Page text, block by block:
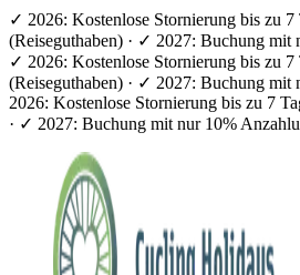
✓ 2026: Kostenlose Stornierung bis zu 7
(Reiseguthaben) · ✓ 2027: Buchung mit
✓ 2026: Kostenlose Stornierung bis zu 7
(Reiseguthaben) · ✓ 2027: Buchung mit
2026: Kostenlose Stornierung bis zu 7
· ✓ 2027: Buchung mit nur 10%